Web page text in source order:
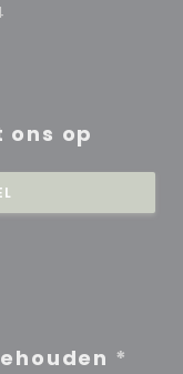
in een
((opent in
ons op
*